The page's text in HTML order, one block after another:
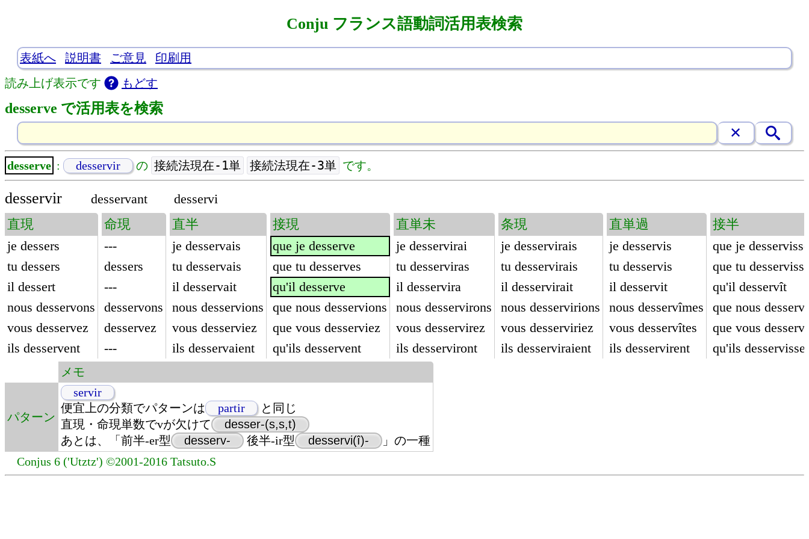
Conju フランス語動詞活用表検索
表紙へ 説明書 ご意見
印刷用
読み上げ表示です
もどす
desserve で活用表を検索
desserve : desservir の 接続法現在-1単 接続法現在-3単 です。
desservir desservant
desservi
直現
je dessers
tu dessers
il dessert
nous desservons
vous desservez
ils desservent
命現
---
dessers
---
desservons
desservez
---
直半
je desservais
tu desservais
il desservait
nous desservions
vous desserviez
ils desservaient
接現
que je desserve
que tu desserves
qu'il desserve
que nous desservions
que vous desserviez
qu'ils desservent
直単未
je desservirai
tu desserviras
il desservira
nous desservirons
vous desservirez
ils desserviront
条現
je desservirais
tu desservirais
il desservirait
nous desservirions
vous desserviriez
ils desserviraient
直単過
je desservis
tu desservis
il desservit
nous desservîmes
vous desservîtes
ils desservirent
接半
que je desservisse
que tu
qu'il desservît
que nous
que vous
qu'ils
メモ
パターン
servir
便宜上の分類でパターンは
partir
と同じ
直現・命現単数でvが欠けて
desser-(s,s,t)
あとは、「前半-er型
desserv- 後半-ir型 desservi(î)-
」の一種
Conjus 6 ('Utztz') ©2001-2016 Tatsuto.S